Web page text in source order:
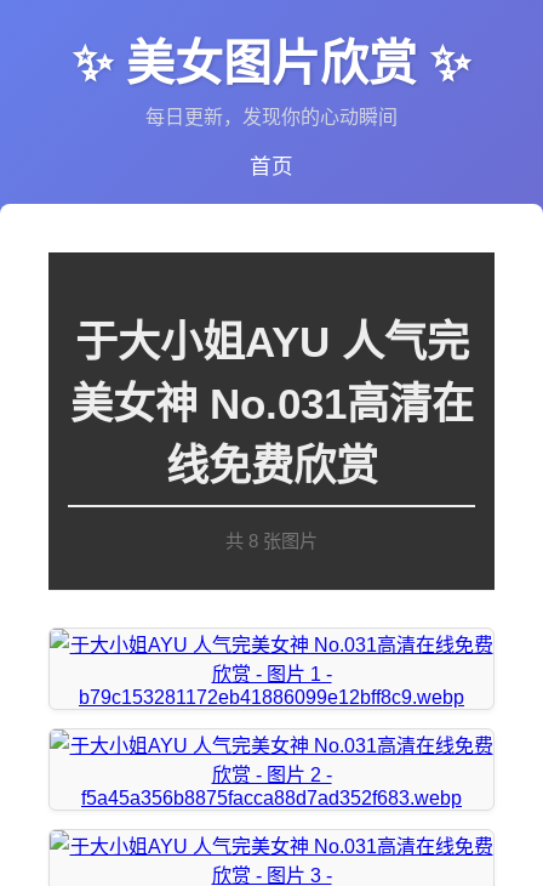
✨ 美女图片欣赏 ✨
每日更新，发现你的心动瞬间
首页
于大小姐AYU 人气完
美女神 No.031高清在
线免费欣赏
共 8 张图片